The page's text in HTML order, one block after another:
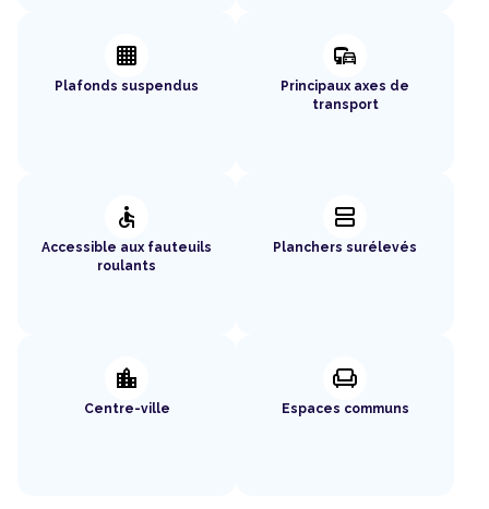
background_grid_small
Plafonds suspendus
commute
Principaux axes de
transport
accessible
Accessible aux fauteuils
roulants
splitscreen
Planchers surélevés
location_city
Centre-ville
chair
Espaces communs